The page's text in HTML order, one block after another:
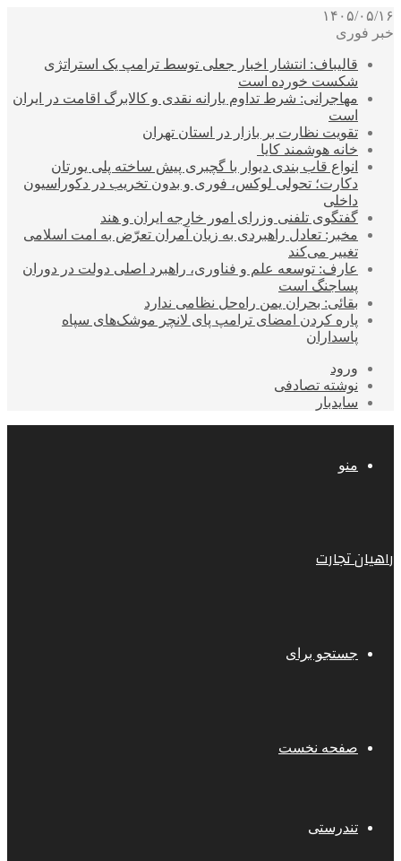
۱۴۰۵/۰۵/۱۶
خبر فوری
قالیباف: انتشار اخبار جعلی توسط ترامپ یک استراتژی
شکست خورده است
مهاجرانی: شرط تداوم یارانه نقدی و کالابرگ اقامت در ایران
است
تقویت نظارت بر بازار در استان تهران
خانه هوشمند کایا
انواع قاب بندی دیوار با گچبری پیش ساخته پلی یورتان
دکارت؛ تحولی لوکس، فوری و بدون تخریب در دکوراسیون
داخلی
گفتگوی تلفنی وزرای امور خارجه ایران و هند
مخبر: تعادل راهبردی به زیان آمران تعرّض به امت اسلامی
تغییر می‌کند
عارف: توسعه علم و فناوری، راهبرد اصلی دولت در دوران
پساجنگ است
بقائی: بحران یمن راه‌حل نظامی ندارد
پاره کردن امضای ترامپ پای لانچر موشک‌های سپاه
پاسداران
ورود
نوشته تصادفی
سایدبار
منو
راهیان تجارت
جستجو برای
صفحه نخست
تندرستی